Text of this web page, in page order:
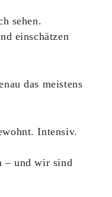
sehen.
einschätzen
das meistens
Intensiv.
– und wir sind